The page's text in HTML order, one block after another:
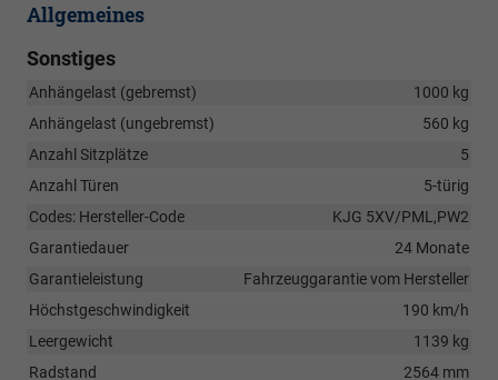
Allgemeines
Sonstiges
Anhängelast (gebremst)
1000 kg
Anhängelast (ungebremst)
560 kg
Anzahl Sitzplätze
5
Anzahl Türen
5-türig
Codes: Hersteller-Code
KJG 5XV/PML,PW2
Garantiedauer
24 Monate
Garantieleistung
Fahrzeuggarantie vom Hersteller
Höchstgeschwindigkeit
190 km/h
Leergewicht
1139 kg
Radstand
2564 mm